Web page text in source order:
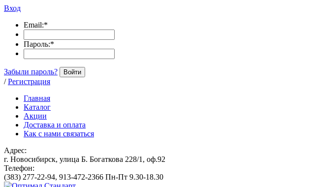
Вход
Email:*
Пароль:*
Забыли пароль? Войти
/ Регистрация
Главная
Каталог
Акции
Доставка и оплата
Как с нами связаться
Адрес:
г. Новосибирск, улица Б. Богаткова 228/1, оф.92
Телефон:
(383) 277-22-94, 913-472-2366 Пн-Пт 9.30-18.30